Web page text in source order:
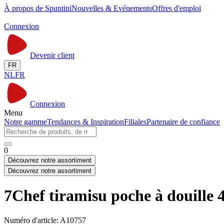
À propos de SpuntiniNouvelles & EvénementsOffres d'emploi
Connexion
Devenir client
FR
NLFR
Connexion
Menu
Notre gammeTendances & InspirationFilialesPartenaire de confiance
0
Découvrez notre assortiment
Découvrez notre assortiment
7Chef tiramisu poche à douille
Numéro d'article: A10757